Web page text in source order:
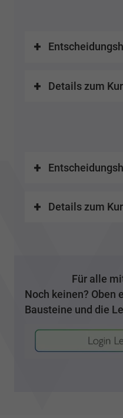
Details zum
Details zum
Für alle mit
Noch keinen? Oben
Bausteine und die